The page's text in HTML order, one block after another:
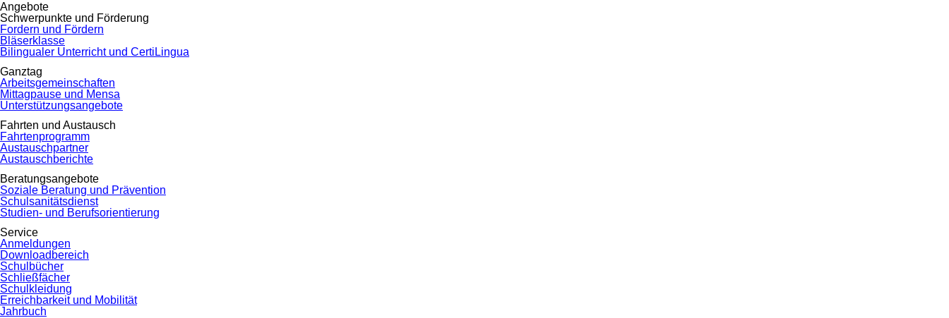
Angebote
Schwerpunkte und Förderung
Fordern und Fördern
Bläserklasse
Bilingualer Unterricht und CertiLingua
Ganztag
Arbeitsgemeinschaften
Mittagpause und Mensa
Unterstützungsangebote
Fahrten und Austausch
Fahrtenprogramm
Austauschpartner
Austauschberichte
Beratungsangebote
Soziale Beratung und Prävention
Schulsanitätsdienst
Studien- und Berufsorientierung
Service
Anmeldungen
Downloadbereich
Schulbücher
Schließfächer
Schulkleidung
Erreichbarkeit und Mobilität
Jahrbuch